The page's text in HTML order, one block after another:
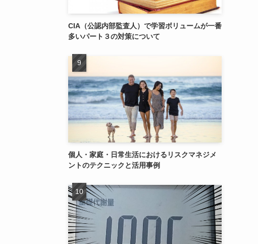
CIA（公認内部監査人）で学習ボリュームが一番
多いパート３の対策について
個人・家庭・日常生活におけるリスクマネジメ
ントのテクニックと活用事例